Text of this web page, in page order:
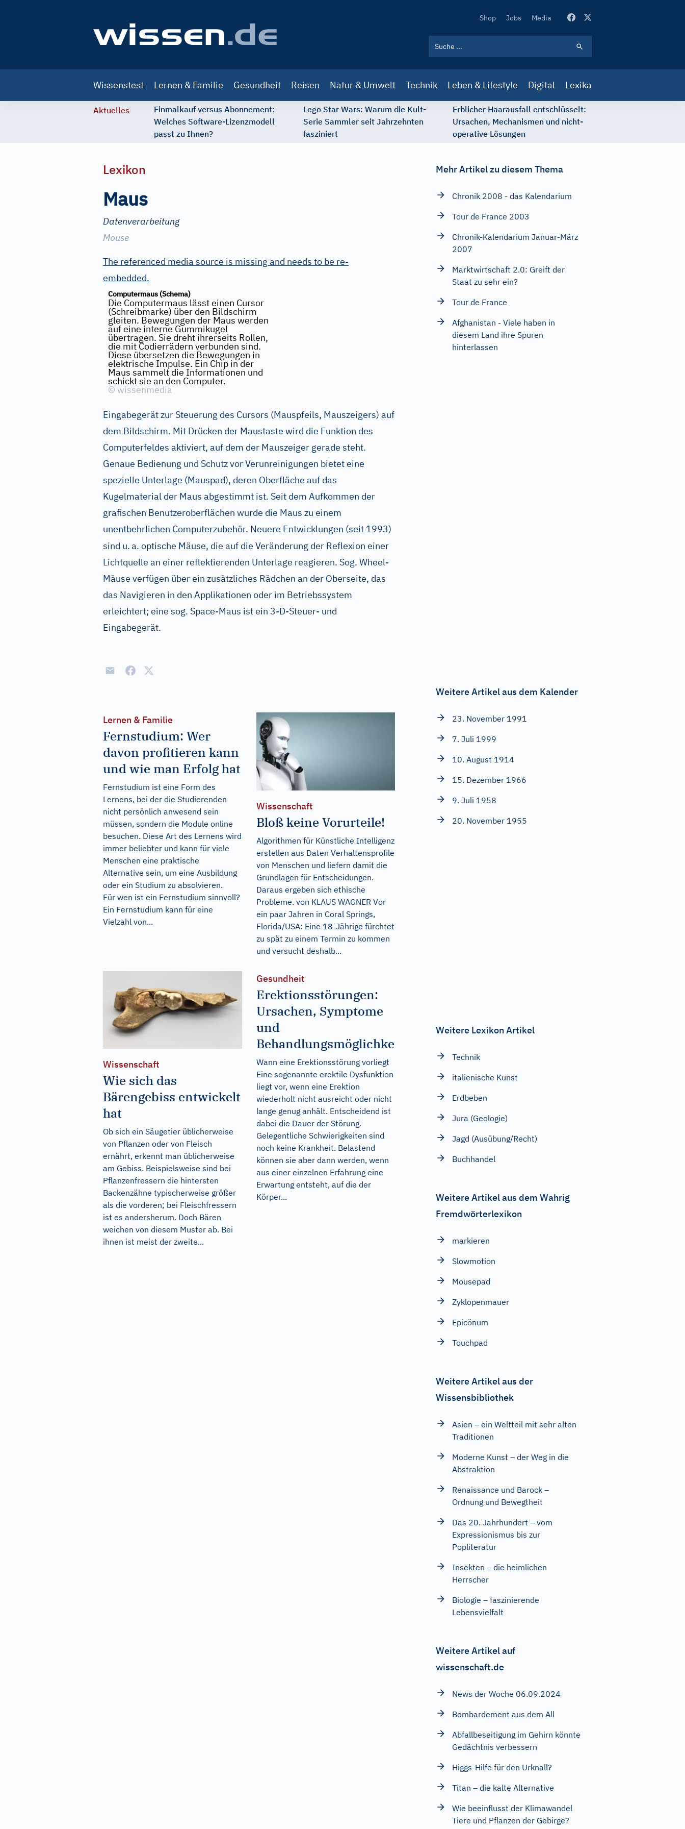
Secondary
Shop Jobs Media
navigation
Wissenstest Lernen & Familie Gesundheit Reisen Natur & Umwelt Technik Leben & Lifestyle Digital Lexika
Aktuelles
Einmalkauf versus Abonnement:
Welches Software-Lizenzmodell
passt zu Ihnen?
Lego Star Wars: Warum die Kult-
Serie Sammler seit Jahrzehnten
fasziniert
Erblicher Haarausfall entschlüsselt:
Ursachen, Mechanismen und nicht-
operative Lösungen
Lexikon
Maus
Datenverarbeitung
Mouse
The referenced media source is missing and needs to be re-
embedded.
Computermaus (Schema)
Die Computermaus lässt einen Cursor
(Schreibmarke) über den Bildschirm
gleiten. Bewegungen der Maus werden
auf eine interne Gummikugel
übertragen. Sie dreht ihrerseits Rollen,
die mit Codierrädern verbunden sind.
Diese übersetzen die Bewegungen in
elektrische Impulse. Ein Chip in der
Maus sammelt die Informationen und
schickt sie an den Computer.
© wissenmedia
Eingabegerät zur Steuerung des Cursors (Mauspfeils, Mauszeigers) auf
dem Bildschirm. Mit Drücken der Maustaste wird die Funktion des
Computerfeldes aktiviert, auf dem der Mauszeiger gerade steht.
Genaue Bedienung und Schutz vor Verunreinigungen bietet eine
spezielle Unterlage (Mauspad), deren Oberfläche auf das
Kugelmaterial der Maus abgestimmt ist. Seit dem Aufkommen der
grafischen Benutzeroberflächen wurde die Maus zu einem
unentbehrlichen Computerzubehör. Neuere Entwicklungen (seit 1993)
sind u.a. optische Mäuse, die auf die Veränderung der Reflexion einer
Lichtquelle an einer reflektierenden Unterlage reagieren. Sog. Wheel-
Mäuse verfügen über ein zusätzliches Rädchen an der Oberseite, das
das Navigieren in den Applikationen oder im Betriebssystem
erleichtert; eine sog. Space-Maus ist ein 3-D-Steuer- und
Eingabegerät.
Lernen & Familie
Fernstudium: Wer
davon profitieren kann
und wie man Erfolg hat
Fernstudium ist eine Form des
Lernens, bei der die Studierenden
nicht persönlich anwesend sein
müssen, sondern die Module online
besuchen. Diese Art des Lernens wird
immer beliebter und kann für viele
Menschen eine praktische
Alternative sein, um eine Ausbildung
oder ein Studium zu absolvieren.
Für wen ist ein Fernstudium sinnvoll?
Ein Fernstudium kann für eine
Vielzahl von...
Wissenschaft
Bloß keine Vorurteile!
Algorithmen für Künstliche Intelligenz
erstellen aus Daten Verhaltensprofile
von Menschen und liefern damit die
Grundlagen für Entscheidungen.
Daraus ergeben sich ethische
Probleme. von KLAUS WAGNER Vor
ein paar Jahren in Coral Springs,
Florida/USA: Eine 18-Jährige fürchtet
zu spät zu einem Termin zu kommen
und versucht deshalb...
Wissenschaft
Wie sich das
Bärengebiss entwickelt
hat
Ob sich ein Säugetier üblicherweise
von Pflanzen oder von Fleisch
ernährt, erkennt man üblicherweise
am Gebiss. Beispielsweise sind bei
Pflanzenfressern die hintersten
Backenzähne typischerweise größer
als die vorderen; bei Fleischfressern
ist es andersherum. Doch Bären
weichen von diesem Muster ab. Bei
ihnen ist meist der zweite...
Gesundheit
Erektionsstörungen:
Ursachen, Symptome
und
Behandlungsmöglichkeiten
Wann eine Erektionsstörung vorliegt
Eine sogenannte erektile Dysfunktion
liegt vor, wenn eine Erektion
wiederholt nicht ausreicht oder nicht
lange genug anhält. Entscheidend ist
dabei die Dauer der Störung.
Gelegentliche Schwierigkeiten sind
noch keine Krankheit. Belastend
können sie aber dann werden, wenn
aus einer einzelnen Erfahrung eine
Erwartung entsteht, auf die der
Körper...
Mehr Artikel zu diesem Thema
Chronik 2008 - das Kalendarium
Tour de France 2003
Chronik-Kalendarium Januar-März
2007
Marktwirtschaft 2.0: Greift der
Staat zu sehr ein?
Tour de France
Afghanistan - Viele haben in
diesem Land ihre Spuren
hinterlassen
Weitere Artikel aus dem Kalender
23. November 1991
7. Juli 1999
10. August 1914
15. Dezember 1966
9. Juli 1958
20. November 1955
Weitere Lexikon Artikel
Technik
italienische Kunst
Erdbeben
Jura (Geologie)
Jagd (Ausübung/Recht)
Buchhandel
Weitere Artikel aus dem Wahrig
Fremdwörterlexikon
markieren
Slowmotion
Mousepad
Zyklopenmauer
Epicönum
Touchpad
Weitere Artikel aus der
Wissensbibliothek
Asien – ein Weltteil mit sehr alten
Traditionen
Moderne Kunst – der Weg in die
Abstraktion
Renaissance und Barock –
Ordnung und Bewegtheit
Das 20. Jahrhundert – vom
Expressionismus bis zur
Popliteratur
Insekten – die heimlichen
Herrscher
Biologie – faszinierende
Lebensvielfalt
Weitere Artikel auf
wissenschaft.de
News der Woche 06.09.2024
Bombardement aus dem All
Abfallbeseitigung im Gehirn könnte
Gedächtnis verbessern
Higgs-Hilfe für den Urknall?
Titan – die kalte Alternative
Wie beeinflusst der Klimawandel
Tiere und Pflanzen der Gebirge?